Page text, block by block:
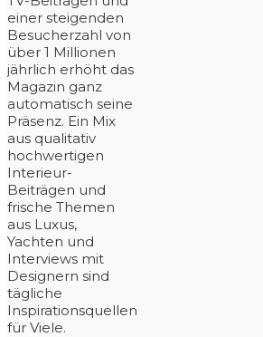
einer steigenden
Besucherzahl von
über 1 Millionen
jährlich erhöht das
Magazin ganz
automatisch seine
Präsenz. Ein Mix
aus qualitativ
hochwertigen
Interieur-
Beiträgen und
frische Themen
aus Luxus,
Yachten und
Interviews mit
Designern sind
tägliche
Inspirationsquellen
für Viele.